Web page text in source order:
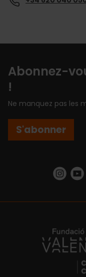
Abonnez-
!
Ne manquez pas les
S'abonner
https://
https://